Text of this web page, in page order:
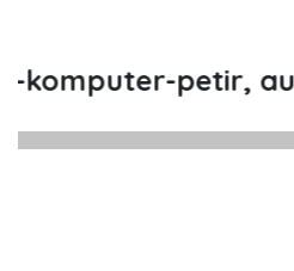
petir,